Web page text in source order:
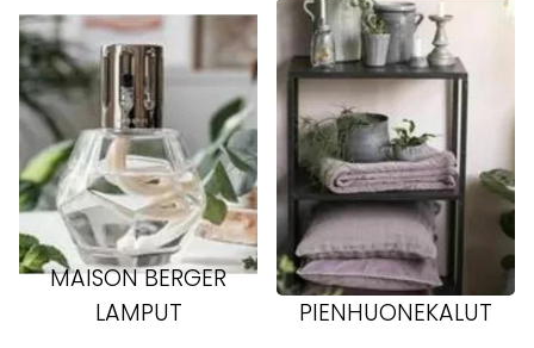
MAISON BERGER
LAMPUT
PIENHUONEKALUT